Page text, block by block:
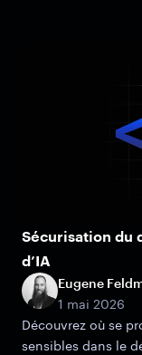
Sécurisation du
d’IA
Eugene
1 mai 2026
Découvrez où se
sensibles dans le